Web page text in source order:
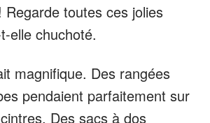
toutes ces jolies
elle chuchoté.
magnifique. Des rangées
pendaient parfaitement sur
Des sacs à dos